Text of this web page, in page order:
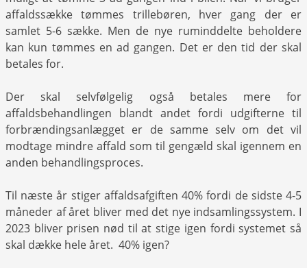
affaldssække tømmes trillebøren, hver gang der er
samlet 5-6 sække. Men de nye ruminddelte beholdere
kan kun tømmes en ad gangen. Det er den tid der skal
betales for.
Der skal selvfølgelig også betales mere for
affaldsbehandlingen blandt andet fordi udgifterne til
forbrændingsanlægget er de samme selv om det vil
modtage mindre affald som til gengæld skal igennem en
anden behandlingsproces.
Til næste år stiger affaldsafgiften 40% fordi de sidste 4-5
måneder af året bliver med det nye indsamlingssystem. I
2023 bliver prisen nød til at stige igen fordi systemet så
skal dække hele året. 40% igen?